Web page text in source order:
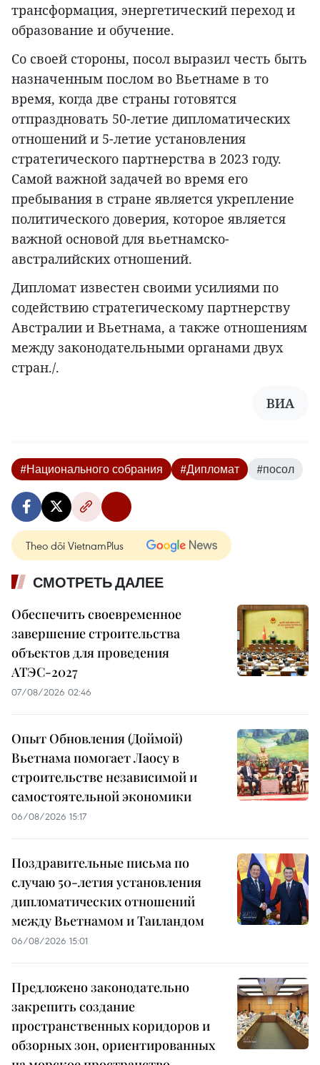
трансформация, энергетический переход и
образование и обучение.
Со своей стороны, посол выразил честь быть
назначенным послом во Вьетнаме в то
время, когда две страны готовятся
отпраздновать 50-летие дипломатических
отношений и 5-летие установления
стратегического партнерства в 2023 году.
Самой важной задачей во время его
пребывания в стране является укрепление
политического доверия, которое является
важной основой для вьетнамско-
австралийских отношений.
Дипломат известен своими усилиями по
содействию стратегическому партнерству
Австралии и Вьетнама, а также отношениям
между законодательными органами двух
стран./.
ВИА
#Национального собрания #Дипломат #посол
Theo dõi VietnamPlus
СМОТРЕТЬ ДАЛЕЕ
Обеспечить своевременное
завершение строительства
объектов для проведения
АТЭС-2027
07/08/2026 02:46
Опыт Обновления (Доймой)
Вьетнама помогает Лаосу в
строительстве независимой и
самостоятельной экономики
06/08/2026 15:17
Поздравительные письма по
случаю 50-летия установления
дипломатических отношений
между Вьетнамом и Таиландом
06/08/2026 15:01
Предложено законодательно
закрепить создание
пространственных коридоров и
обзорных зон, ориентированных